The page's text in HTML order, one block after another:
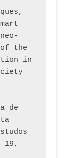
the
in
de
19,